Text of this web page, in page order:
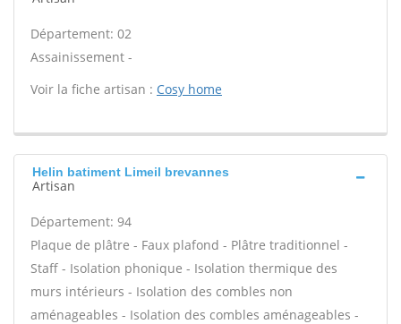
Département: 02
Assainissement -
Voir la fiche artisan : Cosy home
Helin batiment Limeil brevannes
Artisan
Département: 94
Plaque de plâtre - Faux plafond - Plâtre traditionnel -
Staff - Isolation phonique - Isolation thermique des
murs intérieurs - Isolation des combles non
aménageables - Isolation des combles aménageables -